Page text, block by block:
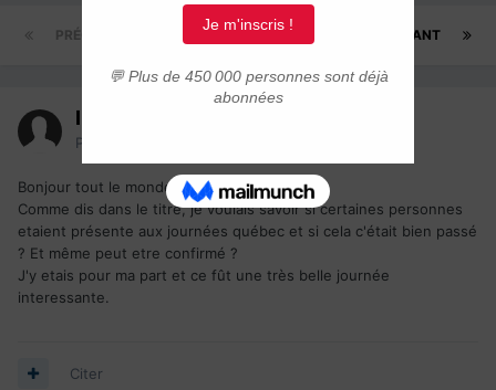
PRÉCÉDENT SUIVANT
Page 1 sur 2
Invité sami78
Posté(e)
Bonjour tout le monde,
Comme dis dans le titre, je voulais savoir si certaines personnes
etaient présente aux journées québec et si cela c'était bien passé
? Et même peut etre confirmé ?
J'y etais pour ma part et ce fût une très belle journée
interessante.
Citer